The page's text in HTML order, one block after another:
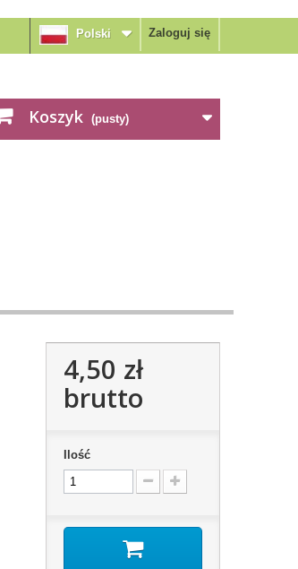
Zaloguj się
Polski
Koszyk (pusty)
4,50 zł
brutto
Ilość